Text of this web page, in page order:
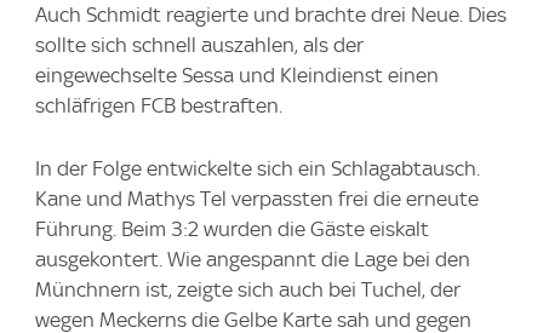
Auch Schmidt reagierte und brachte drei Neue. Dies
sollte sich schnell auszahlen, als der
eingewechselte Sessa und Kleindienst einen
schläfrigen FCB bestraften.
In der Folge entwickelte sich ein Schlagabtausch.
Kane und Mathys Tel verpassten frei die erneute
Führung. Beim 3:2 wurden die Gäste eiskalt
ausgekontert. Wie angespannt die Lage bei den
Münchnern ist, zeigte sich auch bei Tuchel, der
wegen Meckerns die Gelbe Karte sah und gegen